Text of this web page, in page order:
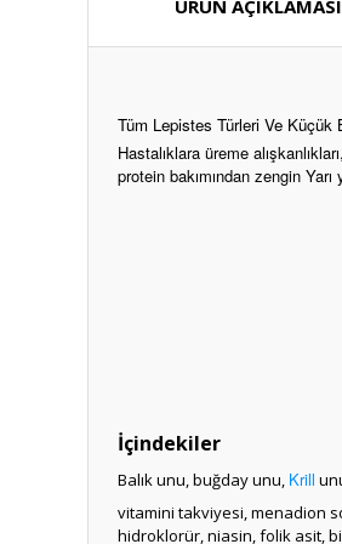
ÜRÜN AÇIKLAMASI
Tüm Lepistes Türleri Ve Küçük
Hastalıklara üreme
protein bakımından zengin
İçindekiler
Balık unu, buğday unu, Krill
vitamini takviyesi, menadion
hidroklorür, niasin, folik asit,